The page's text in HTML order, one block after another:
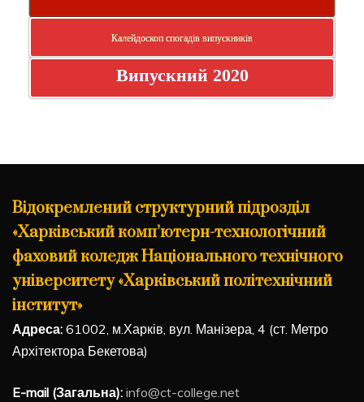
Калейдоскоп спогадів випускників
Випускний 2020
Відокремлений структурний підрозділ
«Харківський комп’ютерн-технологічний
фаховий коледж Національного технічного
університету «Харківський політехнічний
інститут»
Адреса: 61002, м.Харків, вул. Манізера, 4 (ст. Метро
Архітектора Бекетова)
E-mail (Загальна): info@ct-college.net